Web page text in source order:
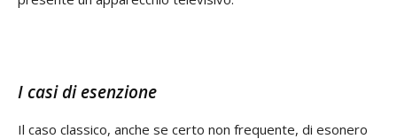
I casi di esenzione
Il caso classico, anche se certo non frequente, di esonero